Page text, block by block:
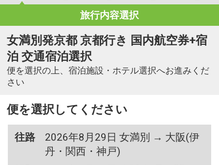
旅行内容選択
女満別発京都 京都行き 国内航空券+宿
泊 交通宿泊選択
便を選択の上、宿泊施設・ホテル選択へお進みくだ
さい
便を選択してください
往路
2026年8月29日 女満別 → 大阪(伊
丹・関西・神戸)